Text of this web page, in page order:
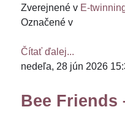
Zverejnené v E-
Označené v
Čítať ďalej...
nedeľa, 28 jún 2026
Bee Friends